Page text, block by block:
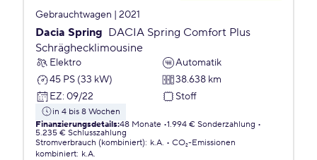
Gebrauchtwagen | 2021
Dacia Spring DACIA Spring Comfort Plus
Schräghecklimousine
Elektro
Automatik
45 PS (33 kW)
38.638 km
EZ: 09/22 Stoff
in 4 bis 8 Wochen
Finanzierungsdetails:48 Monate 1.994 € Sonderzahlung
5.235 € Schlusszahlung
Stromverbrauch (kombiniert): k.A.
CO₂-Emissionen
kombiniert: k.A.